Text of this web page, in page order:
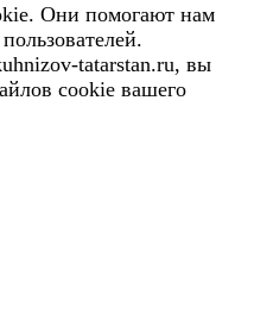
Они помогают нам
tatarstan.ru, вы
cookie вашего